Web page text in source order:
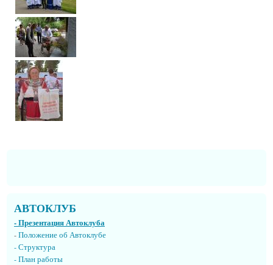
АВТОКЛУБ
- Презентация Автоклуба
-Положение об Автоклубе
- Структура
- План работы